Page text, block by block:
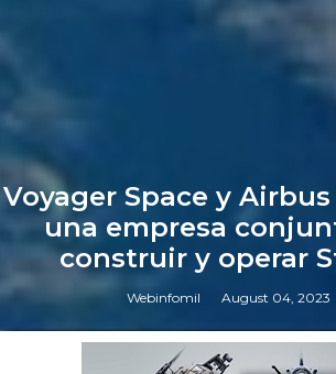
Voyager Space y
una empresa
construir y operar
Webinfomil August 04, 2023